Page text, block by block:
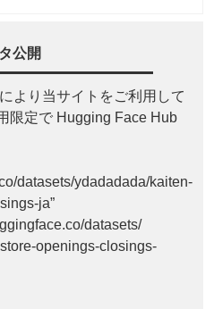
公開
より当サイトをご利用して
限定で Hugging Face Hub
datasets/ydadadada/kaiten-
ja”
datasets/
openings-closings-